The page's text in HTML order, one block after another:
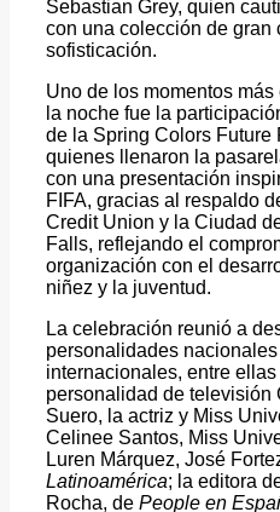
Sebastian Grey, quien
con una colección de gran
sofisticación.
Uno de los momentos más
la noche fue la
de la Spring Colors Future
quienes llenaron la
con una presentación
FIFA, gracias al respaldo
Credit Union y la Ciudad
Falls, reflejando el
organización con el
niñez y la juventud.
La celebración reunió a
personalidades
internacionales, entre
personalidad de televisión
Suero, la actriz y Miss
Celinee Santos, Miss
Luren Márquez, José
Latinoamérica; la editora
Rocha, de People en